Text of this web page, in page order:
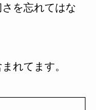
を忘れてはな
れてます。